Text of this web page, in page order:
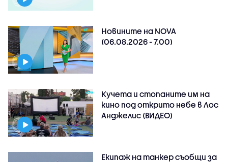
Новините на NOVA
(06.08.2026 - 7.00)
Кучета и стопаните им на
кино под открито небе в Лос
Анджелис (ВИДЕО)
Екипаж на танкер съобщи за